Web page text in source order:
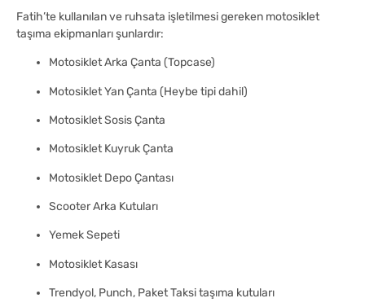
Fatih’te kullanılan ve ruhsata işletilmesi gereken motosiklet
taşıma ekipmanları şunlardır:
Motosiklet Arka Çanta (Topcase)
Motosiklet Yan Çanta (Heybe tipi dahil)
Motosiklet Sosis Çanta
Motosiklet Kuyruk Çanta
Motosiklet Depo Çantası
Scooter Arka Kutuları
Yemek Sepeti
Motosiklet Kasası
Trendyol, Punch, Paket Taksi taşıma kutuları